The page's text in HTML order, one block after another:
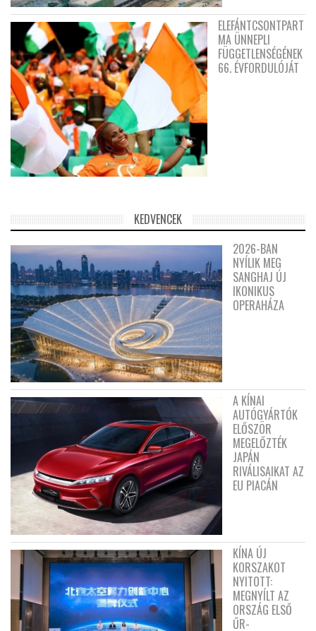
ELEFÁNTCSONTPART
MA ÜNNEPLI
FÜGGETLENSÉGÉNEK
66. ÉVFORDULÓJÁT
KEDVENCEK
2026-BAN
NYÍLIK MEG
SANGHAJ ÚJ
IKONIKUS
OPERAHÁZA
A KÍNAI
AUTÓGYÁRTÓK
ELŐSZÖR
MEGELŐZTÉK
JAPÁN
RIVÁLISAIKAT AZ
EU PIACÁN
KÍNA ÚJ
KORSZAKOT
NYITOTT:
MEGNYÍLT AZ
ORSZÁG ELSŐ
ŰR-